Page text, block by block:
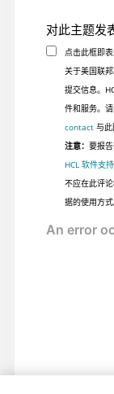
对此主题发
点击此框即
关于美国联
提交信息。
件和服务。
contact与此
注意： 要报
HCL 软件支持
不应在此评
据的使用方式